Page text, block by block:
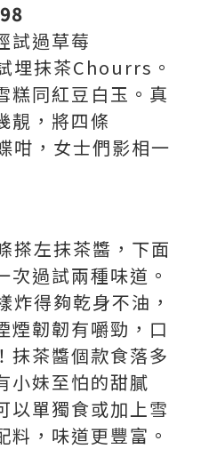
試過草莓
埋抹茶Chourrs。
糕同紅豆白玉。真
靚，將四條
咁，女士們影相一
搽左抹茶醬，下面
次過試兩種味道。
得夠乾身不油，
煙韌韌有嚼勁，口
抹茶醬個款食落多
小妹至怕的甜膩
以單獨食或加上雪
，味道更豐富。